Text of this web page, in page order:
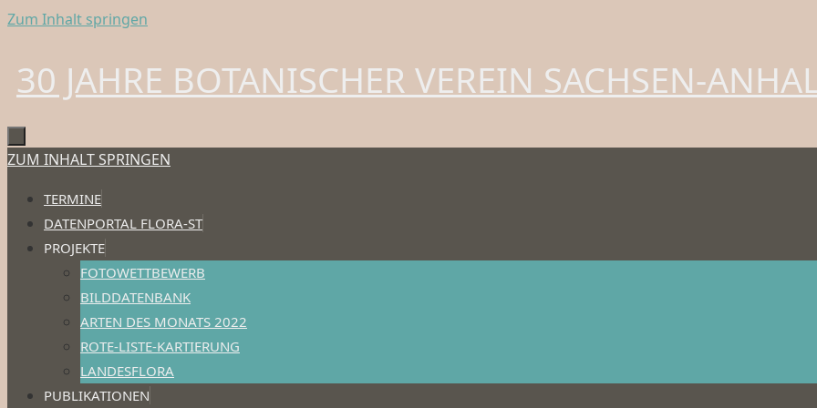
Zum Inhalt springen
30 JAHRE BOTANISCHER VEREIN SACHSEN-
ZUM INHALT SPRINGEN
TERMINE
DATENPORTAL FLORA-ST
PROJEKTE
FOTOWETTBEWERB
BILDDATENBANK
ARTEN DES MONATS 2022
ROTE-LISTE-KARTIERUNG
LANDESFLORA
PUBLIKATIONEN